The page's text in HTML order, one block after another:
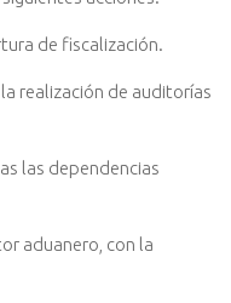
de fiscalización.
la realización de auditorías
las dependencias
aduanero, con la